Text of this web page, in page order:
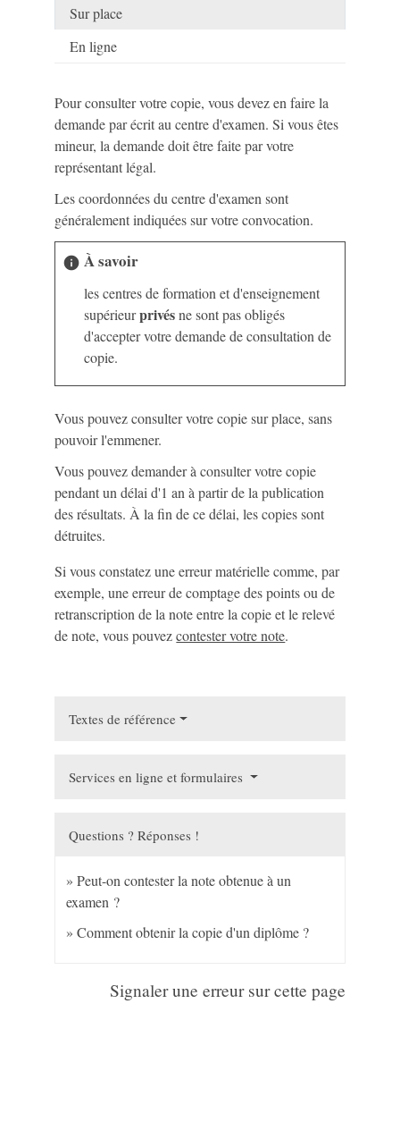
Sur place
En ligne
Pour consulter votre copie, vous devez en faire la
demande par écrit au centre d'examen. Si vous êtes
mineur, la demande doit être faite par votre
représentant légal.
Les coordonnées du centre d'examen sont
généralement indiquées sur votre convocation.
info À savoir
les centres de formation et d'enseignement
supérieurprivésne sont pas obligés
d'accepter votre demande de consultation de
copie.
Vous pouvez consulter votre copie sur place, sans
pouvoir l'emmener.
Vous pouvez demander à consulter votre copie
pendant un délai d'1 an à partir de la publication
des résultats. À la fin de ce délai, les copies sont
détruites.
Si vous constatez une erreur matérielle comme, par
exemple, une erreur de comptage des points ou de
retranscription de la note entre la copie et le relevé
de note, vous pouvezcontester votre note.
Textes de référence
Services en ligne et formulaires
Questions ? Réponses !
Peut-on contester la note obtenue à un
examen ?
Comment obtenir la copie d'un diplôme ?
Signaler une erreur sur cette page